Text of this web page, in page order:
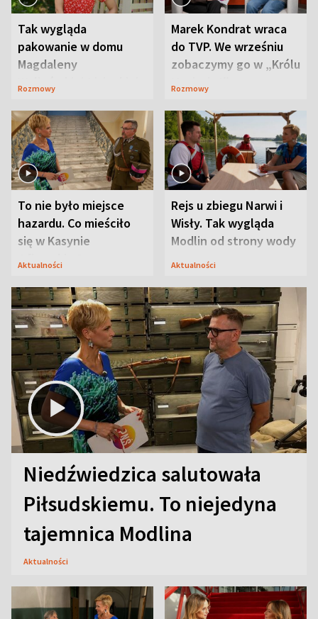
Tak wygląda
pakowanie w domu
Magdaleny
Waligórskiej-Lisieckiej.
Rozmowy
Marek Kondrat wraca
do TVP. We wrześniu
zobaczymy go w „Królu
Maciusiu I”
Rozmowy
To nie było miejsce
hazardu. Co mieściło
się w Kasynie
Oficerskim?
Aktualności
Rejs u zbiegu Narwi i
Wisły. Tak wygląda
Modlin od strony wody
Aktualności
Niedźwiedzica salutowała
Piłsudskiemu. To niejedyna
tajemnica Modlina
Aktualności